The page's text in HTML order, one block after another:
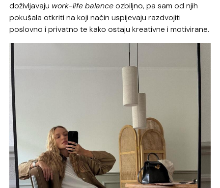
doživljavaju work-lifebalanceozbiljno, pa sam od njih
pokušala otkriti na koji način uspijevaju razdvojiti
poslovno i privatno te kako ostaju kreativne i motivirane.